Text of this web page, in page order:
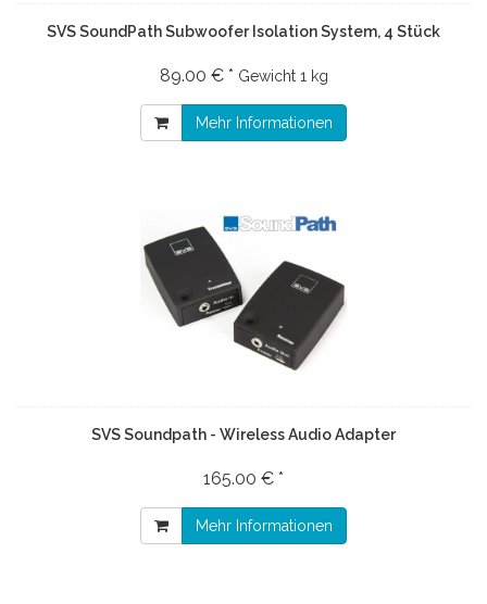
SVS SoundPath Subwoofer Isolation System, 4 Stück
89.00 € * Gewicht 1 kg
Mehr Informationen
SVS Soundpath - Wireless Audio Adapter
165.00 € *
Mehr Informationen